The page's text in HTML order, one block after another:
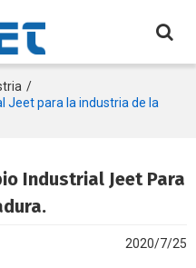
/
Jeet para la industria de la
Industrial Jeet Para
2020/7/25